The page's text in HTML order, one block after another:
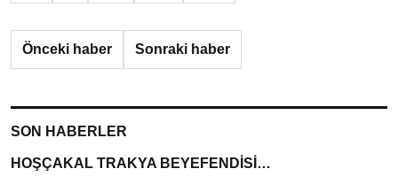
Önceki haber Sonraki haber
SON HABERLER
HOŞÇAKAL TRAKYA BEYEFENDİSİ…